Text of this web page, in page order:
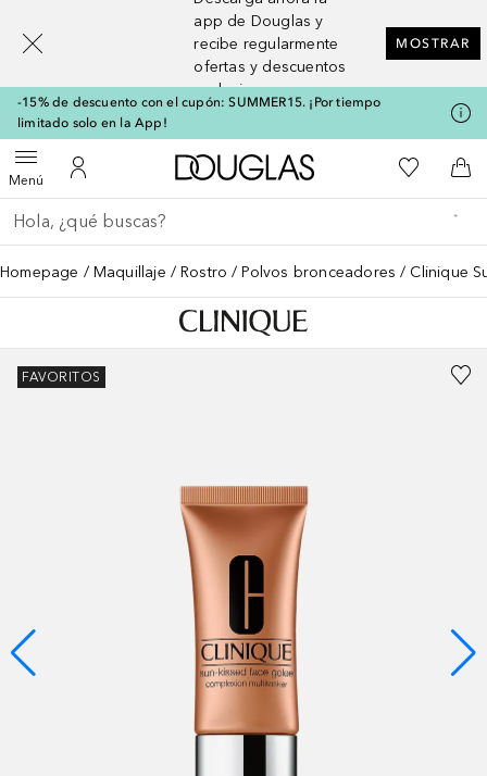
app de Douglas y
recibe regularmente
ofertas y descuentos
exclusivos
MOSTRAR
-15% de descuento con el cupón: SUMMER15. ¡Por tiempo
limitado solo en la App!
MenúAbrir menúMi cuenta
A Douglas HomeMi lista de
A
Regresar
Ejecutar búsqueda
Homepage Maquillaje Rostro Polvos bronceadores Clinique
FAVORITOS
[navigation.slideout.screenreader]